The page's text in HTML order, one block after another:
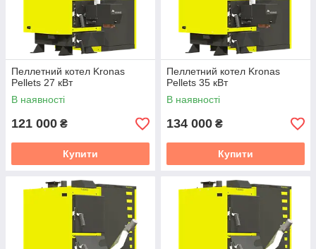
Пеллетний котел Kronas
Pellets 27 кВт
В наявності
121 000 ₴
Купити
Пеллетний котел Kronas
Pellets 35 кВт
В наявності
134 000 ₴
Купити